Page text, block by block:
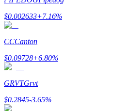
BTR sahiplerine özel yatırımlar
$0.002633+7.16%
CCCanton
$0.09728+6.80%
GRVTGrvt
$0.2845-3.65%